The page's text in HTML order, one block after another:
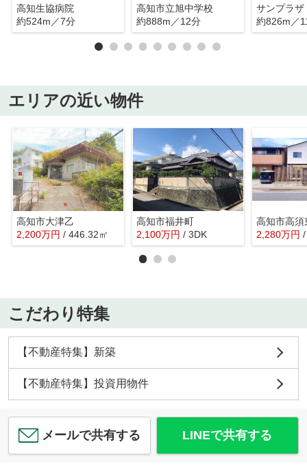
高知生協病院
約524m／7分
高知市立旭中学校
約888m／12分
サンプラザ
約826m／
エリアの近い物件
高知市大津乙
2,200万円 / 446.32㎡
高知市福井町
2,100万円 / 3DK
高知市高須
2,280万円
こだわり特集
【不動産特集】新築
【不動産特集】投資用物件
メールで共有する LINEで共有する